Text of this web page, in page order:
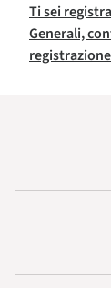
Ti sei
Generali,